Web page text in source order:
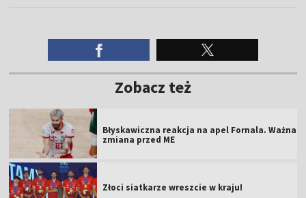
Zobacz też
Błyskawiczna reakcja na apel Fornala. Ważna
zmiana przed ME
Złoci siatkarze wreszcie w kraju!